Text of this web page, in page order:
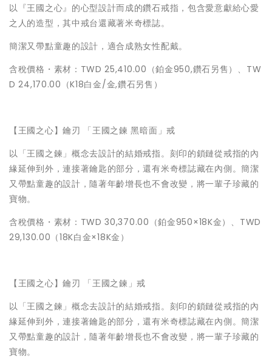
以『王國之心』的心型設計而成的鑽石戒指，包含愛意獻給心愛
之人的造型，其中戒台還藏著米奇標誌。
簡潔又帶點童趣的設計，適合成熟女性配戴。
含稅價格・素材：TWD 25,410.00（鉑金950,鑽石另售）、TW
D 24,170.00（K18白金/金,鑽石另售）
【王國之心】鑰刃 「王國之鍊 黑暗面」戒
以「王國之鍊」概念去設計的結婚戒指。刻印的鎖鏈從戒指的內
緣延伸到外，連接著鑰匙的部分，還有米奇標誌藏在內側。簡潔
又帶點童趣的設計，隨著年齡增長也不會改變，將一輩子珍藏的
寶物。
含稅價格・素材：TWD 30,370.00（鉑金950×18K金）、TWD
29,130.00（18K白金×18K金）
【王國之心】鑰刃 「王國之鍊」戒
以「王國之鍊」概念去設計的結婚戒指。刻印的鎖鏈從戒指的內
緣延伸到外，連接著鑰匙的部分，還有米奇標誌藏在內側。簡潔
又帶點童趣的設計，隨著年齡增長也不會改變，將一輩子珍藏的
寶物。